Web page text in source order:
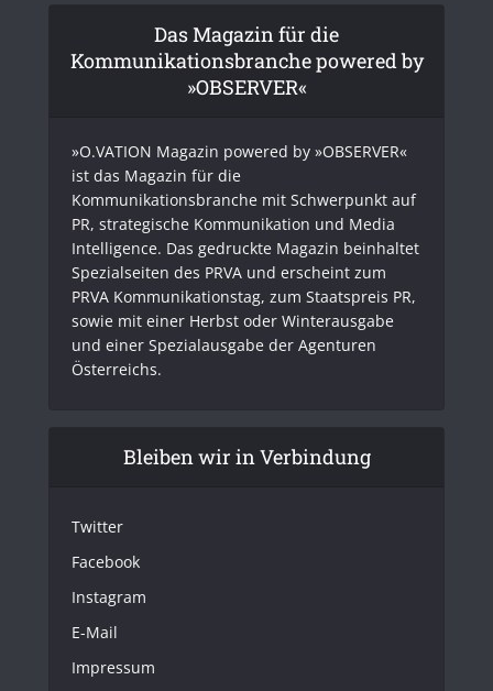
Das Magazin für die
Kommunikationsbranche powered by
»OBSERVER«
»O.VATION Magazin powered by »OBSERVER«
ist das Magazin für die
Kommunikationsbranche mit Schwerpunkt auf
PR, strategische Kommunikation und Media
Intelligence. Das gedruckte Magazin beinhaltet
Spezialseiten des PRVA und erscheint zum
PRVA Kommunikationstag, zum Staatspreis PR,
sowie mit einer Herbst oder Winterausgabe
und einer Spezialausgabe der Agenturen
Österreichs.
Bleiben wir in Verbindung
Twitter
Facebook
Instagram
E-Mail
Impressum